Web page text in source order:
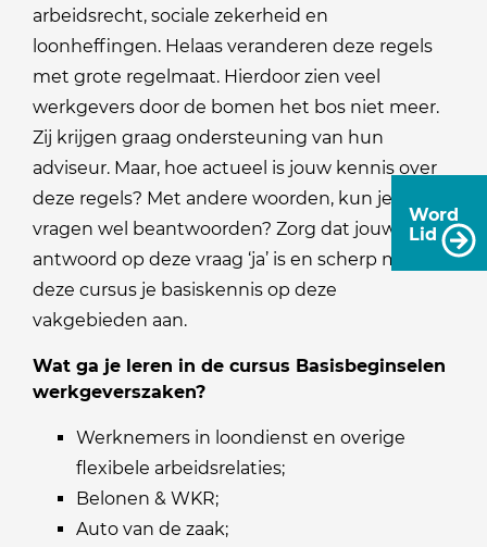
Word
Lid
arbeidsrecht, sociale zekerheid en
loonheffingen. Helaas veranderen deze regels
met grote regelmaat. Hierdoor zien veel
werkgevers door de bomen het bos niet meer.
Zij krijgen graag ondersteuning van hun
adviseur. Maar, hoe actueel is jouw kennis over
deze regels? Met andere woorden, kun je alle
vragen wel beantwoorden? Zorg dat jouw
antwoord op deze vraag ‘ja’ is en scherp met
deze cursus je basiskennis op deze
vakgebieden aan.
Wat ga je leren in de cursus Basisbeginselen
werkgeverszaken?
Werknemers in loondienst en overige
flexibele arbeidsrelaties;
Belonen & WKR;
Auto van de zaak;